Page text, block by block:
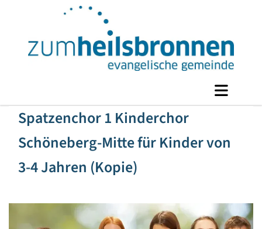
Spatzenchor 1 Kinderchor
Schöneberg-Mitte für Kinder von
3-4 Jahren (Kopie)